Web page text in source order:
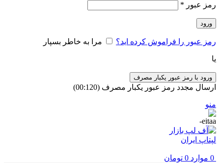
رمز عبور *
ورود
رمز عبور را فراموش کرده اید؟ مرا به خاطر بسپار
یا
ورود با رمز عبور یکبار مصرف
ارسال مجدد رمز عبور یکبار مصرف (00:
120
)
منو
0 موارد 0 تومان